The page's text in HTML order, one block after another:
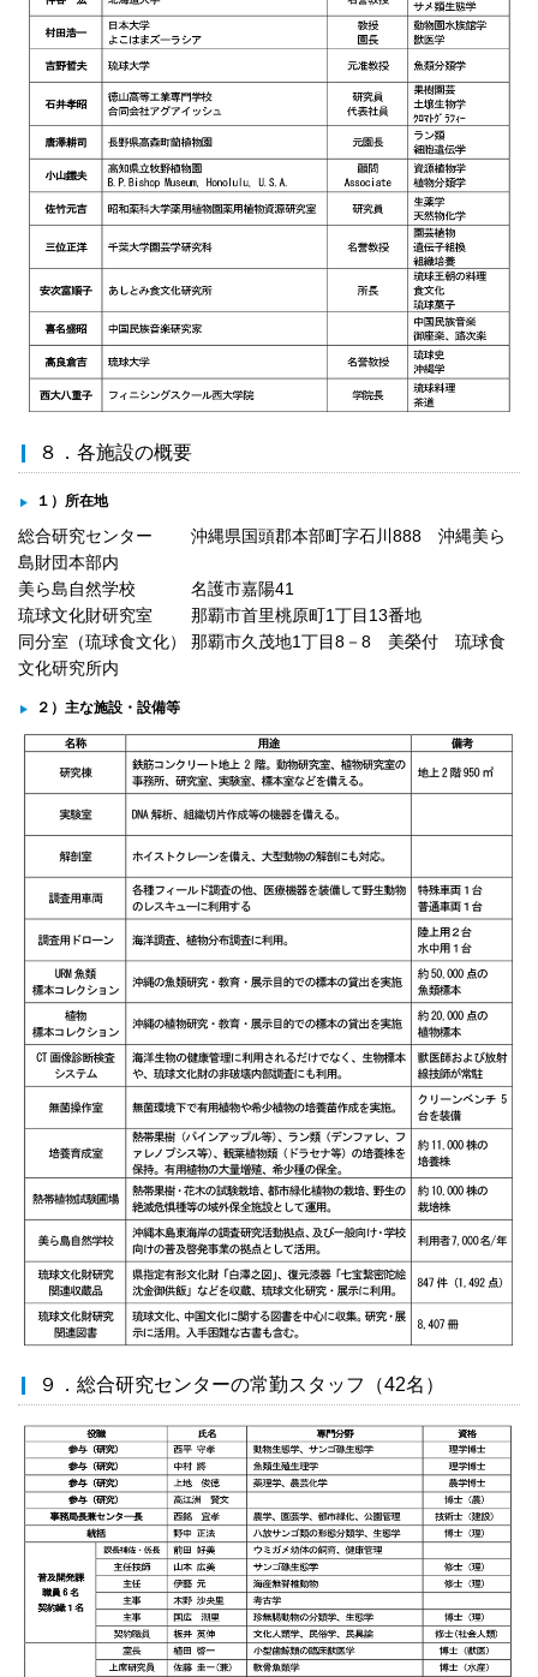
８．各施設の概要
１）所在地
総合研究センター 沖縄県国頭郡本部町字石川888 沖縄美ら
島財団本部内
美ら島自然学校 名護市嘉陽41
琉球文化財研究室 那覇市首里桃原町1丁目13番地
同分室（琉球食文化） 那覇市久茂地1丁目8－8 美榮付 琉球食
文化研究所内
２）主な施設・設備等
９．総合研究センターの常勤スタッフ（42名）